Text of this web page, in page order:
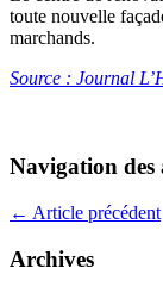
toute nouvelle
marchands.
Source : Journal
Navigation des
← Article précédent
Archives